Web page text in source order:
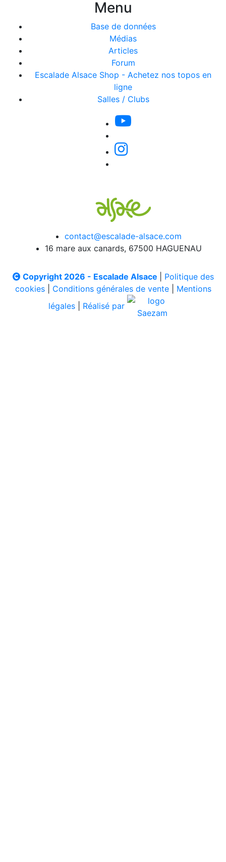
Menu
Base de données
Médias
Articles
Forum
Escalade Alsace Shop - Achetez nos topos en
ligne
Salles / Clubs
contact@escalade-alsace.com
16 mare aux canards, 67500 HAGUENAU
Copyright 2026 - Escalade Alsace
Politique des
cookies| Conditions générales de vente| Mentions
légales
Réalisé par